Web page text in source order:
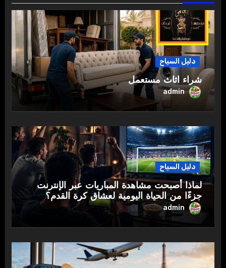
دليل السياح
شراء اثاث مستعمل
admin
دليل السياح
لماذا أصبحت مشاهدة المباريات عبر الإنترنت
جزءًا من الحياة اليومية لعشاق كرة القدم؟
admin